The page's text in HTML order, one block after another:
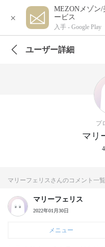
×
MEZONメゾン
ービス
入手 - Google Play
ユーザー詳細
プ
マリ
マリーフェリスさんのコメント一覧
マリーフェリス
2022年01月30日
メニュー